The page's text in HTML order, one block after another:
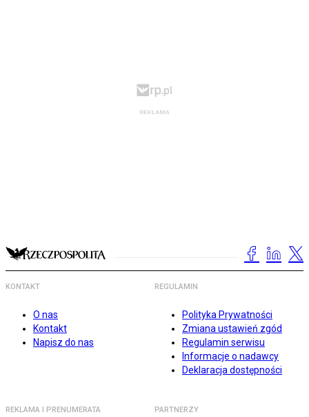
KONTAKT
O nas
Kontakt
Napisz do nas
REGULAMIN
Polityka Prywatności
Zmiana ustawień zgód
Regulamin serwisu
Informacje o nadawcy
Deklaracja dostępności
REKLAMA I PRENUMERATA PARTNERZY